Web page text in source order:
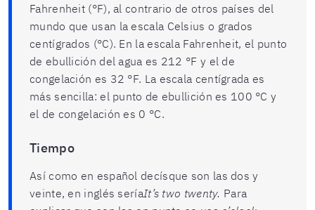
Fahrenheit (°F), al contrario de otros países del
mundo que usan la escala Celsius o grados
centígrados (°C). En la escala Fahrenheit, el punto
de ebullición del agua es 212 °F y el de
congelación es 32 °F. La escala centígrada es
más sencilla: el punto de ebullición es 100 °C y
el de congelación es 0 °C.
Tiempo
Así como en español decísque son las dos y
veinte, en inglés seríaIt’s two twenty. Para